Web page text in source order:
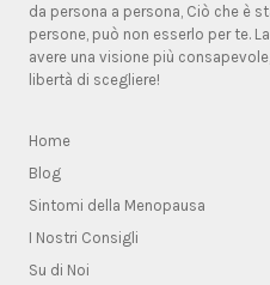
da persona a persona, Ciò che è
persone, può non esserlo per te.
avere una visione più
libertà di scegliere!
Home
Blog
Sintomi della Menopausa
I Nostri Consigli
Su di Noi